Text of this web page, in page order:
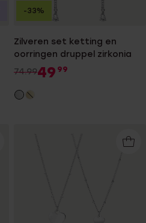
Zilveren set ketting en
oorringen druppel zirkonia
74.9949 99
-33%